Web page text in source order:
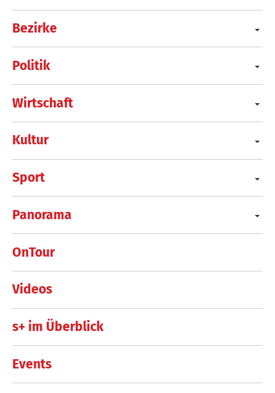
Bezirke
Politik
Wirtschaft
Kultur
Sport
Panorama
OnTour
Videos
s+ im Überblick
Events